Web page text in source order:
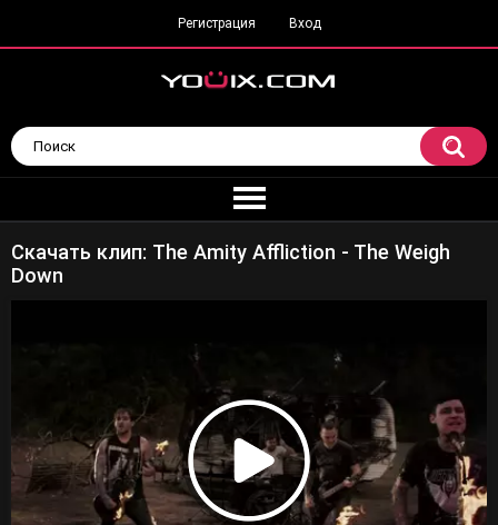
Регистрация Вход
Скачать клип: The Amity Affliction - The Weigh
Down